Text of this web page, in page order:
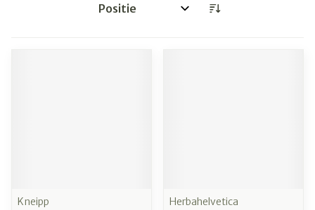
Sorteer op:
Kneipp
Herbahelvetica